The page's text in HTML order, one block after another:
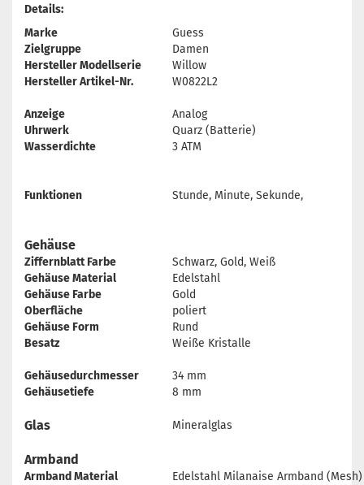
Details:
Marke
Guess
Zielgruppe
Damen
Hersteller Modellserie
Willow
Hersteller Artikel-Nr.
W0822L2
Anzeige
Analog
Uhrwerk
Quarz (Batterie)
Wasserdichte
3 ATM
Funktionen Stunde, Minute, Sekunde,
Gehäuse
Ziffernblatt Farbe
Schwarz, Gold, Weiß
Gehäuse Material
Edelstahl
Gehäuse Farbe
Gold
Oberfläche
poliert
Gehäuse Form
Rund
Besatz
Weiße Kristalle
Gehäusedurchmesser
34 mm
Gehäusetiefe
8 mm
Glas Mineralglas
Armband
Armband Material
Edelstahl Milanaise Armband (Mesh)